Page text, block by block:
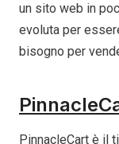
un sito web in
evoluta per
bisogno per
PinnacleCart è il